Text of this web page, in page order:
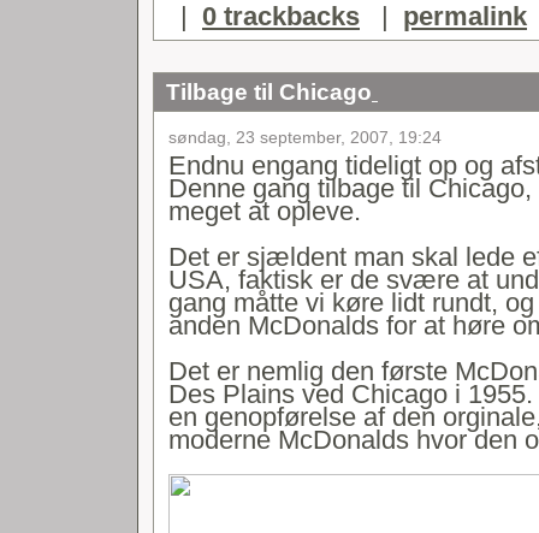
| 0 trackbacks | permalink
Tilbage til Chicago
søndag, 23 september, 2007, 19:24
Endnu engang tideligt op og
Denne gang tilbage til
meget at opleve.
Det er sjældent man skal lede
USA, faktisk er de svære at
gang måtte vi køre lidt rundt,
anden McDonalds for at høre
Det er nemlig den første
Des Plains ved Chicago i
en genopførelse af den
moderne McDonalds hvor den